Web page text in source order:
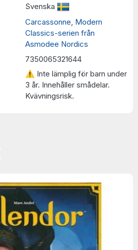
Svenska
Carcassonne, Modern
Classics-serien från
Asmodee Nordics
7350065321644
⚠ Inte lämplig för barn under
3 år. Innehåller smådelar.
Kvävningsrisk.